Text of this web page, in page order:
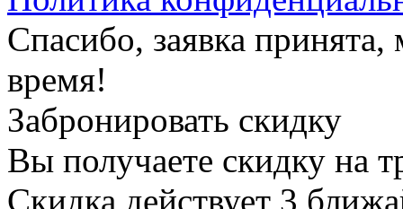
Спасибо, заявка
время!
Забронировать скидку
Вы получаете скидку на
Скидка действует 3